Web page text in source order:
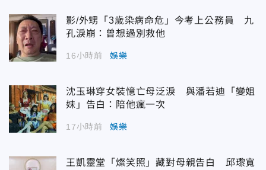
影/外甥「3歲染病命危」今考上公務員 九
孔淚崩：曾想過別救他
16小時前 娛樂
沈玉琳穿女裝憶亡母泛淚 與潘若迪「變姐
妹」告白：陪他瘋一次
17小時前 娛樂
王凱靈堂「燦笑照」藏對母親告白 邱瓈寬